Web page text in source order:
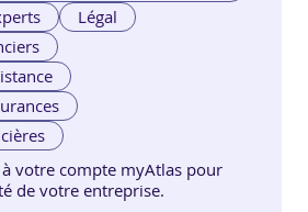
Légal
à votre compte myAtlas pour
de votre entreprise.